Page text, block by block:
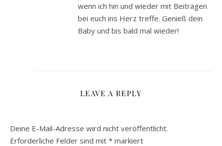
wenn ich hin und wieder mit Beiträgen
bei euch ins Herz treffe. Genieß dein
Baby und bis bald mal wieder!
LEAVE A REPLY
Deine E-Mail-Adresse wird nicht veröffentlicht.
Erforderliche Felder sind mit * markiert